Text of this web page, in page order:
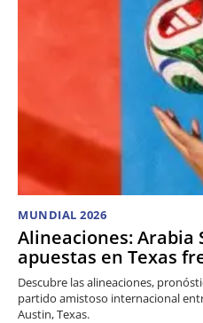
MUNDIAL 2026
Alineaciones: Arabia
apuestas en Texas
Descubre las alineaciones,
partido amistoso internacional
Austin, Texas.